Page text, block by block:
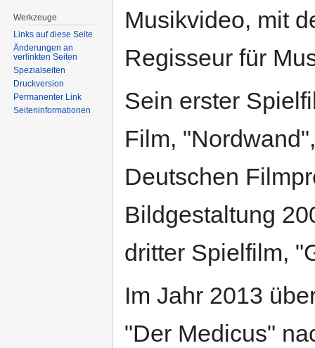
Musikvideo, mit
Regisseur für
Sein erster
Film,
Deutschen
Bildgestaltung
dritter Spielfilm,
Im Jahr 2013
"Der Medicus"
Werkzeuge
Links auf diese Seite
Änderungen an
verlinkten Seiten
Spezialseiten
Druckversion
Permanenter Link
Seiten­informationen